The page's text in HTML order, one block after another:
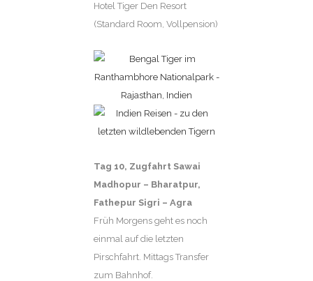
Hotel Tiger Den Resort
(Standard Room, Vollpension)
Tag 10, Zugfahrt Sawai
Madhopur – Bharatpur,
Fathepur Sigri – Agra
Früh Morgens geht es noch
einmal auf die letzten
Pirschfahrt. Mittags Transfer
zum Bahnhof.